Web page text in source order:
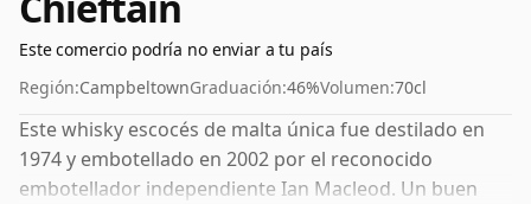
Este comercio podría no enviar a tu país
Región:CampbeltownGraduación:46%Volumen:70cl
Este whisky escocés de malta única fue destilado en
1974 y embotellado en 2002 por el reconocido
embotellador independiente Ian Macleod. Un buen